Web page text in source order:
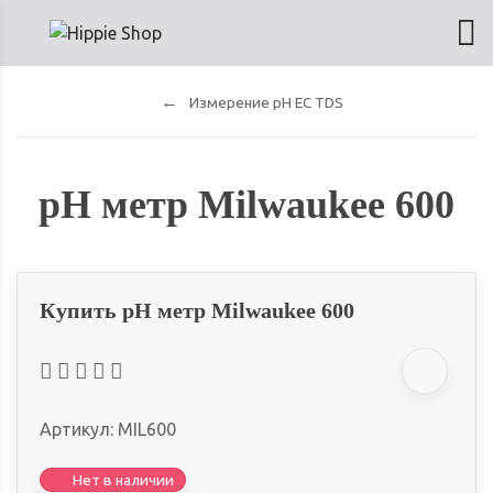
Измерение pH EC TDS
pH метр Milwaukee 600
Купить pH метр Milwaukee 600
Артикул: MIL600
Нет в наличии